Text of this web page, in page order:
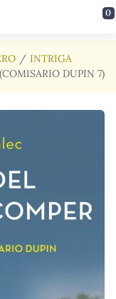
0
INTRIGA
DUPIN 7)